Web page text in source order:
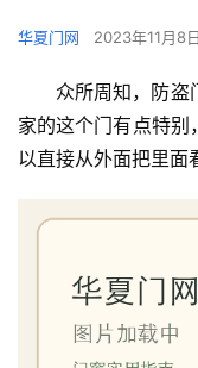
华夏门网 2023年11月8
众所周知，防盗
家的这个门有点特
以直接从外面把里面